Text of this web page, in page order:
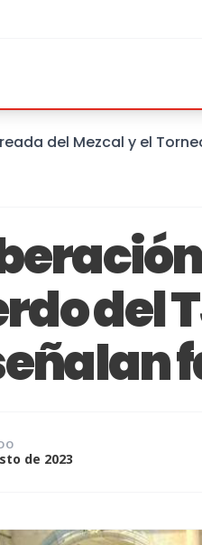
del Mezcal y el Torneo
del
de 2023